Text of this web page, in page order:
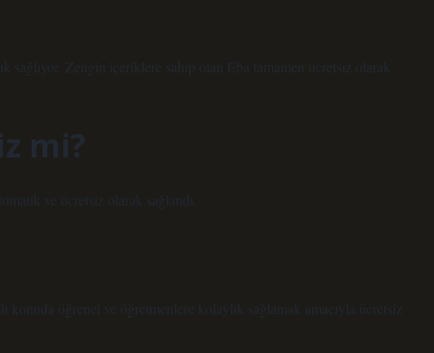
sağlıyor. Zengin içeriklere sahip olan Eba tamamen ücretsiz olarak
mi?
ve ücretsiz olarak sağlandı.
öğrenci ve öğretmenlere kolaylık sağlamak amacıyla ücretsiz